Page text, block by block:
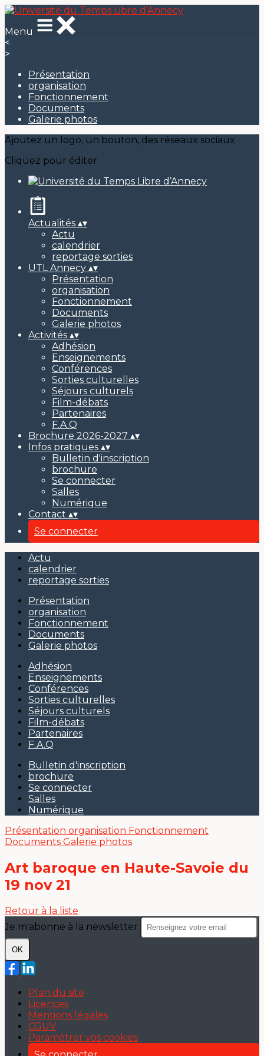
Menu
<
>
Présentation
organisation
Fonctionnement
Documents
Galerie photos
Ajoutez un logo, un bouton, des réseaux sociaux
Cliquez pour éditer
Actualités ▴▾
Actu
calendrier
reportage sorties
UTL Annecy ▴▾
Présentation
organisation
Fonctionnement
Documents
Galerie photos
Activités ▴▾
Adhésion
Enseignements
Conférences
Sorties culturelles
Séjours culturels
Film-débats
Partenaires
F.A.Q
Brochure 2026-2027 ▴▾
Infos pratiques ▴▾
Bulletin d'inscription
brochure
Se connecter
Salles
Numérique
Contact ▴▾
Se connecter
Actu
calendrier
reportage sorties
Présentation
organisation
Fonctionnement
Documents
Galerie photos
Adhésion
Enseignements
Conférences
Sorties culturelles
Séjours culturels
Film-débats
Partenaires
F.A.Q
Bulletin d'inscription
brochure
Se connecter
Salles
Numérique
Présentation organisation Fonctionnement
Documents Galerie photos
Art baroque en Haute-Savoie du
19 nov 21
Retour à la liste
Je m'abonne à la newsletter
OK
Plan du site
Licences
Mentions légales
CGUV
Paramétrer vos cookies